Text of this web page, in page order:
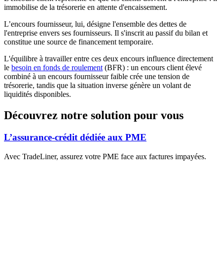
immobilise de la trésorerie en attente d'encaissement.
L’encours fournisseur, lui, désigne l'ensemble des dettes de
l'entreprise envers ses fournisseurs. Il s'inscrit au passif du bilan et
constitue une source de financement temporaire.
L'équilibre à travailler entre ces deux encours influence directement
le besoin en fonds de roulement (BFR) : un encours client élevé
combiné à un encours fournisseur faible crée une tension de
trésorerie, tandis que la situation inverse génère un volant de
liquidités disponibles.
Découvrez notre solution pour vous
L’assurance-crédit dédiée aux PME
Avec TradeLiner, assurez votre PME face aux factures impayées.